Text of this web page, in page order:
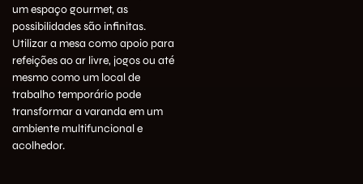
um espaço gourmet, as
possibilidades são infinitas.
Utilizar a mesa como apoio para
refeições ao ar livre, jogos ou até
mesmo como um local de
trabalho temporário pode
transformar a varanda em um
ambiente multifuncional e
acolhedor.